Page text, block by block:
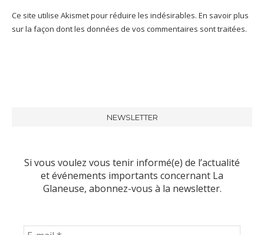
Ce site utilise Akismet pour réduire les indésirables. En savoir plus
sur la façon dont les données de vos commentaires sont traitées.
NEWSLETTER
Si vous voulez vous tenir informé(e) de l’actualité
et événements importants concernant La
Glaneuse, abonnez-vous à la newsletter.